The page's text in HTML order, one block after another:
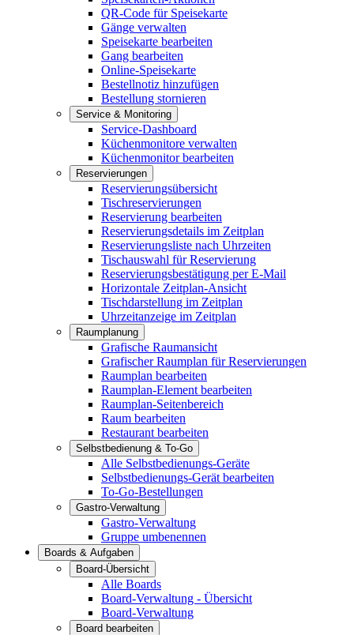
QR-Code für Speisekarte
Gänge verwalten
Speisekarte bearbeiten
Gang bearbeiten
Online-Speisekarte
Bestellnotiz hinzufügen
Bestellung stornieren
Service & Monitoring
Service-Dashboard
Küchenmonitore verwalten
Küchenmonitor bearbeiten
Reservierungen
Reservierungsübersicht
Tischreservierungen
Reservierung bearbeiten
Reservierungsdetails im Zeitplan
Reservierungsliste nach Uhrzeiten
Tischauswahl für Reservierung
Reservierungsbestätigung per E-Mail
Horizontale Zeitplan-Ansicht
Tischdarstellung im Zeitplan
Uhrzeitanzeige im Zeitplan
Raumplanung
Grafische Raumansicht
Grafischer Raumplan für Reservierungen
Raumplan bearbeiten
Raumplan-Element bearbeiten
Raumplan-Seitenbereich
Raum bearbeiten
Restaurant bearbeiten
Selbstbedienung & To-Go
Alle Selbstbedienungs-Geräte
Selbstbedienungs-Gerät bearbeiten
To-Go-Bestellungen
Gastro-Verwaltung
Gastro-Verwaltung
Gruppe umbenennen
Boards & Aufgaben
Board-Übersicht
Alle Boards
Board-Verwaltung - Übersicht
Board-Verwaltung
Board bearbeiten